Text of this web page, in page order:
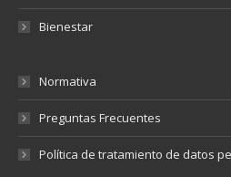
Bienestar
Normativa
Preguntas Frecuentes
Política de tratamiento de datos